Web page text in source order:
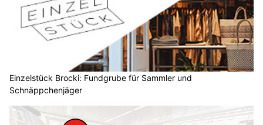
Einzelstück Brocki: Fundgrube für Sammler und
Schnäppchenjäger